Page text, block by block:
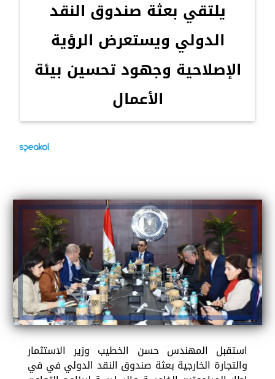
يلتقي بعثة صندوق النقد
الدولي ويستعرض الرؤية
الإصلاحية وجهود تحسين بيئة
الأعمال
استقبل المهندس حسن الخطيب وزير الاستثمار
والتجارة الخارجية بعثة صندوق النقد الدولي في في